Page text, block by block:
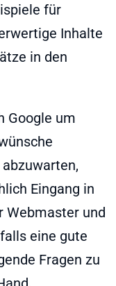
für
Inhalte
in den
Google um
Eingang in
Webmaster und
eine gute
Fragen zu